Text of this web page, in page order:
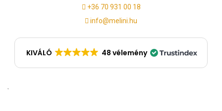
+36 70 931 00 18
info@melini.hu
KIVÁLÓ 48 vélemény